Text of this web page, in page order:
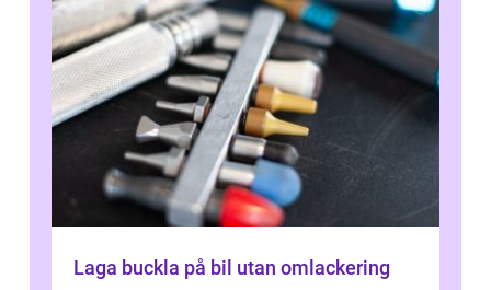
Laga buckla på bil utan omlackering